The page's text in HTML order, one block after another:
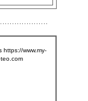
https://www.my-